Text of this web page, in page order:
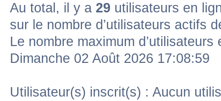
Au total, il y a 29 utilisateurs en
sur le nombre d’utilisateurs actifs
Le nombre maximum
Dimanche 02 Août 2026 17:08:59
Utilisateur(s) inscrit(s) : Aucun